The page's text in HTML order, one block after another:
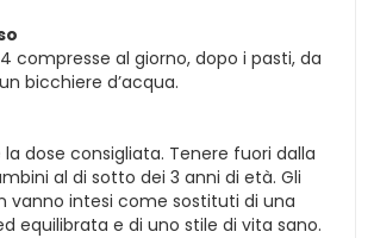
compresse al giorno, dopo i pasti, da
bicchiere d’acqua.
dose consigliata. Tenere fuori dalla
al di sotto dei 3 anni di età. Gli
vanno intesi come sostituti di una
equilibrata e di uno stile di vita sano.